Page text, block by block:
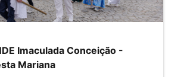
Imaculada Conceição -
Mariana